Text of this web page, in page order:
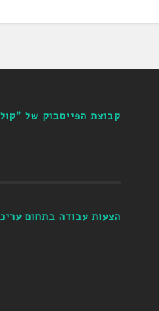
קבוצת הפייסבוק של
הצעות עבודה בתחום